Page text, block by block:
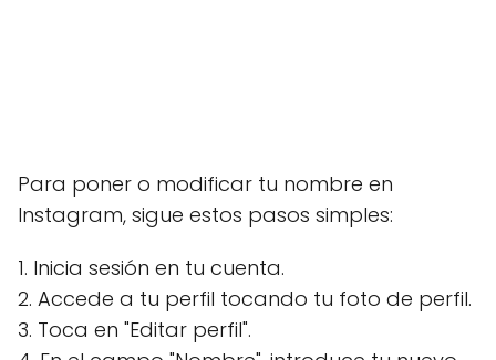
Para poner o modificar tu nombre en
Instagram, sigue estos pasos simples:
1. Inicia sesión en tu cuenta.
2. Accede a tu perfil tocando tu foto de perfil.
3. Toca en "Editar perfil".